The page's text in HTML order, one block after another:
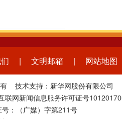
| 文明邮箱 | 网站地图
技术支持：新华网股份有限公司
联网新闻信息服务许可证号
：（广媒）字第211号